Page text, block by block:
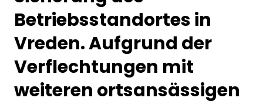
Betriebsstandortes in
Vreden. Aufgrund der
Verflechtungen mit
weiteren ortsansässigen